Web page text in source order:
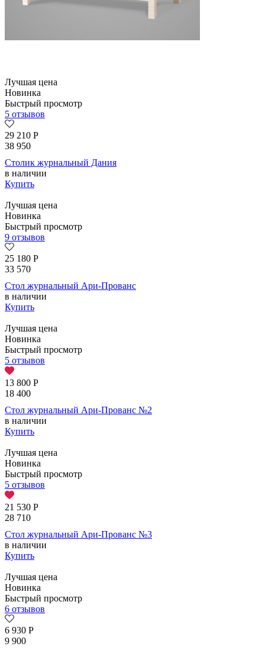
Лучшая цена
Новинка
Быстрый просмотр
5 отзывов
29 210 Р
38 950
Столик журнальный Дания
в наличии
Купить
Лучшая цена
Новинка
Быстрый просмотр
9 отзывов
25 180 Р
33 570
Стол журнальный Ари-Прованс
в наличии
Купить
Лучшая цена
Новинка
Быстрый просмотр
5 отзывов
13 800 Р
18 400
Стол журнальный Ари-Прованс №2
в наличии
Купить
Лучшая цена
Новинка
Быстрый просмотр
5 отзывов
21 530 Р
28 710
Стол журнальный Ари-Прованс №3
в наличии
Купить
Лучшая цена
Новинка
Быстрый просмотр
6 отзывов
6 930 Р
9 900